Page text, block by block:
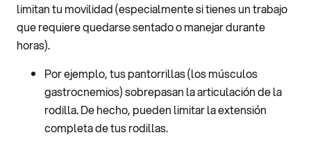
limitan tu movilidad (especialmente si tienes un trabajo
que requiere quedarse sentado o manejar durante
horas).
Por ejemplo, tus pantorrillas (los músculos
gastrocnemios) sobrepasan la articulación de la
rodilla. De hecho, pueden limitar la extensión
completa de tus rodillas.